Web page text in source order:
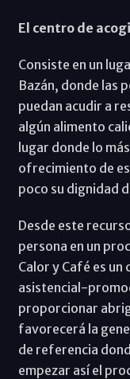
El centro de
Consiste en un
Bazán, donde las
puedan acudir a
algún alimento
lugar donde lo
ofrecimiento de
poco su dignidad
Desde este
persona en un
Calor y Café es
asistencial-
proporcionar
favorecerá la
de referencia
empezar así el